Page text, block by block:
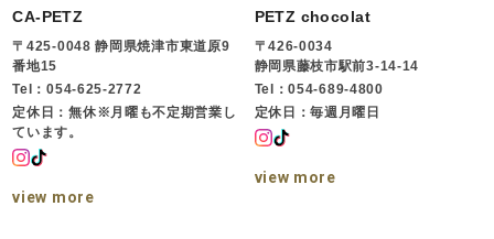
CA-PETZ
〒425-0048 静岡県焼津市東道原9
番地15
Tel：054-625-2772
定休日：無休※月曜も不定期営業し
ています。
view more
PETZ chocolat
〒426-0034
静岡県藤枝市駅前3-14-14
Tel：054-689-4800
定休日：毎週月曜日
view more